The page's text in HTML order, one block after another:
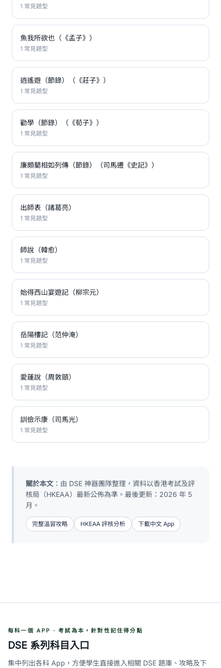
1 常見題型
魚我所欲也（《孟子》）
1 常見題型
逍遙遊（節錄）（《莊子》）
1 常見題型
勸學（節錄）（《荀子》）
1 常見題型
廉頗藺相如列傳（節錄）（司馬遷《史記》）
1 常見題型
出師表（諸葛亮）
1 常見題型
師說（韓愈）
1 常見題型
始得西山宴遊記（柳宗元）
1 常見題型
岳陽樓記（范仲淹）
1 常見題型
愛蓮說（周敦頤）
1 常見題型
訓儉示康（司馬光）
1 常見題型
關於本文 ：由 DSE 神器團隊整理，資料以香港考試及評
核局（HKEAA）最新公佈為準。最後更新：2026 年 5
月。
完整溫習攻略 HKEAA 評核分析 下載中文 App
每科一個 APP · 考試為本，針對性記住得分點
DSE 系列科目入口
集中列出各科 App，方便學生直接進入相關 DSE 題庫、攻略及下